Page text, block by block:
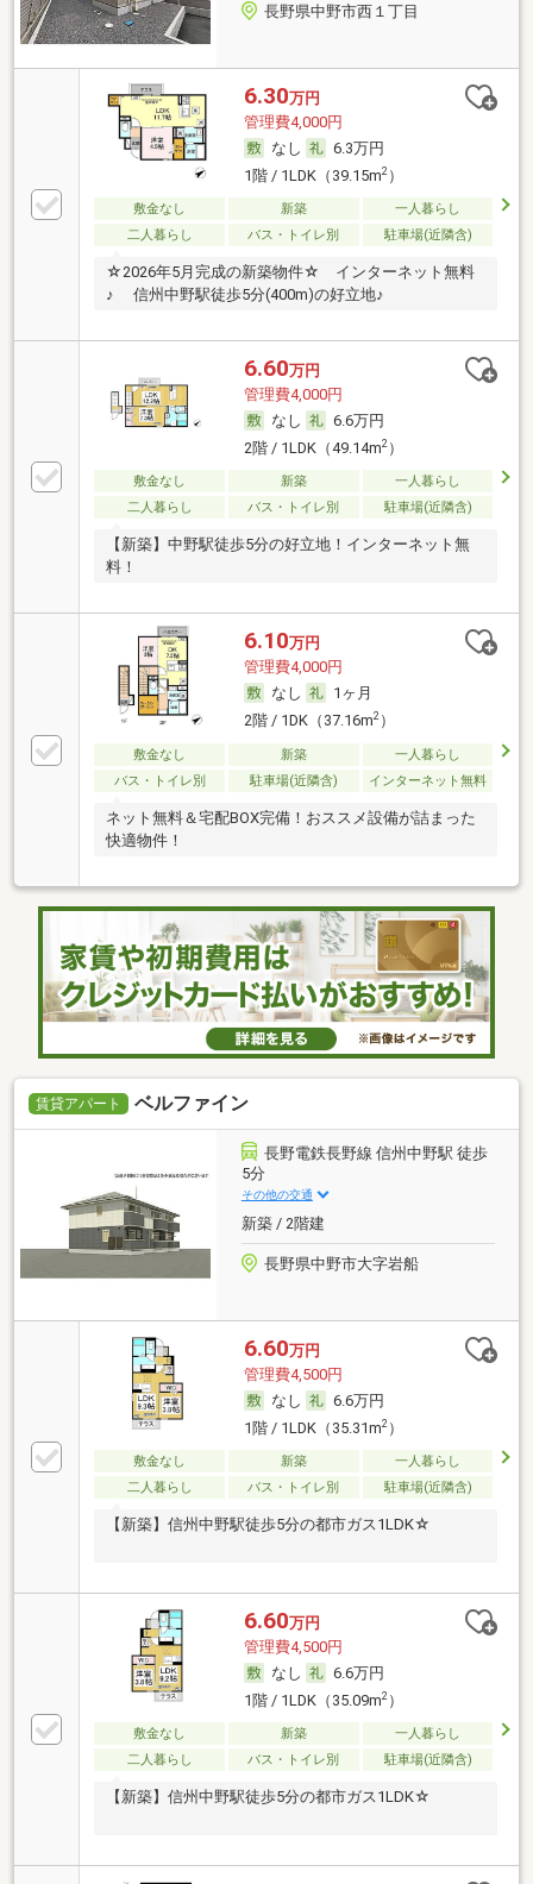
長野県中野市西１丁目
6.30万円
管理費4,000円
なし
6.3万円
1階 / 1LDK（39.15m2）
敷金なし 新築
一人暮らし
二人暮らし
バス・トイレ別 駐車場(近隣含)
☆2026年5月完成の新築物件☆ インターネット無料
♪ 信州中野駅徒歩5分(400m)の好立地♪
6.60万円
管理費4,000円
なし
6.6万円
2階 / 1LDK（49.14m2）
敷金なし 新築
一人暮らし
二人暮らし
バス・トイレ別 駐車場(近隣含)
【新築】中野駅徒歩5分の好立地！インターネット無
料！
6.10万円
管理費4,000円
なし
1ヶ月
2階 / 1DK（37.16m2）
敷金なし 新築
一人暮らし
バス・トイレ別
駐車場(近隣含) インターネット無料
ネット無料＆宅配BOX完備！おススメ設備が詰まった
快適物件！
賃貸アパート ベルファイン
長野電鉄長野線 信州中野駅 徒歩
5分
その他の交通
新築 / 2階建
長野県中野市大字岩船
6.60万円
管理費4,500円
なし
6.6万円
1階 / 1LDK（35.31m2）
敷金なし 新築
一人暮らし
二人暮らし
バス・トイレ別 駐車場(近隣含)
【新築】信州中野駅徒歩5分の都市ガス1LDK☆
6.60万円
管理費4,500円
なし
6.6万円
1階 / 1LDK（35.09m2）
敷金なし 新築
一人暮らし
二人暮らし
バス・トイレ別 駐車場(近隣含)
【新築】信州中野駅徒歩5分の都市ガス1LDK☆